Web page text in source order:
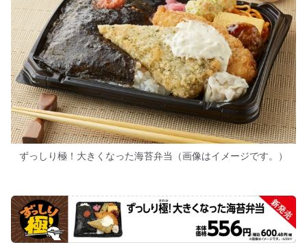
ずっしり極！大きくなった海苔弁当（画像はイメージです。）